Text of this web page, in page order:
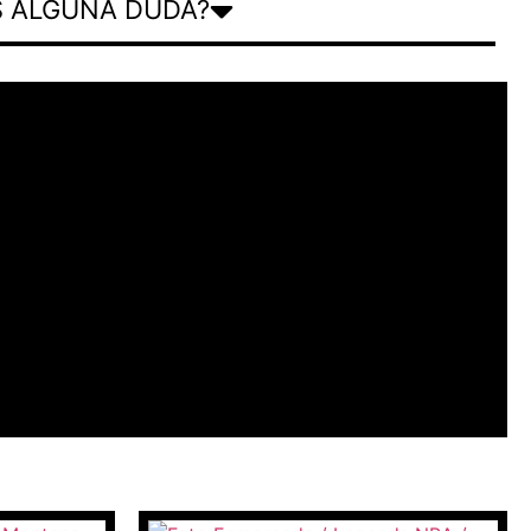
ALGUNA DUDA?